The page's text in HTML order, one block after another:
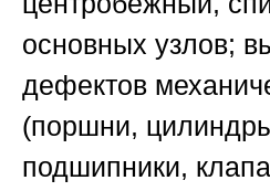
основных узлов;
дефектов
(поршни,
подшипники,